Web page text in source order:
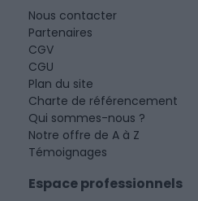
Nous contacter
Partenaires
CGV
CGU
Plan du site
Charte de référencement
Qui sommes-nous ?
Notre offre de A à Z
Témoignages
Espace professionnels